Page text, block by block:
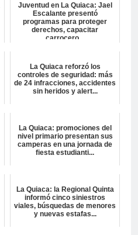
Juventud en La Quiaca: Jael
Escalante presentó
programas para proteger
derechos, capacitar
carrocero...
La Quiaca reforzó los
controles de seguridad: más
de 24 infracciones, accidentes
sin heridos y alert...
La Quiaca: promociones del
nivel primario presentan sus
camperas en una jornada de
fiesta estudianti...
La Quiaca: la Regional Quinta
informó cinco siniestros
viales, búsquedas de menores
y nuevas estafas...